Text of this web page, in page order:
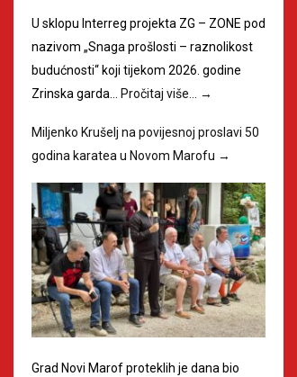
U sklopu Interreg projekta ZG – ZONE pod
nazivom „Snaga prošlosti – raznolikost
budućnosti“ koji tijekom 2026. godine
Zrinska garda…
Pročitaj više… →
Miljenko Krušelj na povijesnoj proslavi 50
godina karatea u Novom Marofu →
Grad Novi Marof proteklih je dana bio